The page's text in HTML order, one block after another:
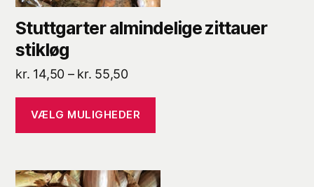
Stuttgarter almindelige zittauer
stikløg
kr. 14,50 – kr. 55,50Prisinterval:
til
kr. 55,50
VÆLG MULIGHEDER
Mulighederne
kan
vælges
varesiden